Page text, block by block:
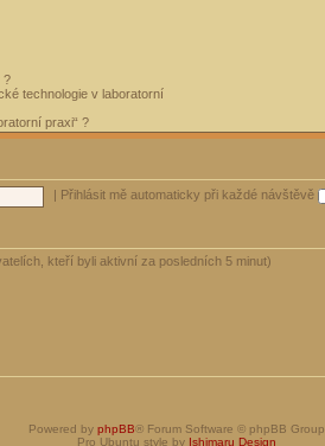
?
technologie v laboratorní
praxi“ ?
Přihlásit mě automaticky při každé návštěvě
kteří byli aktivní za posledních 5 minut)
Powered by phpBB® Forum Software © phpBB Group
Pro Ubuntu style by Ishimaru Design